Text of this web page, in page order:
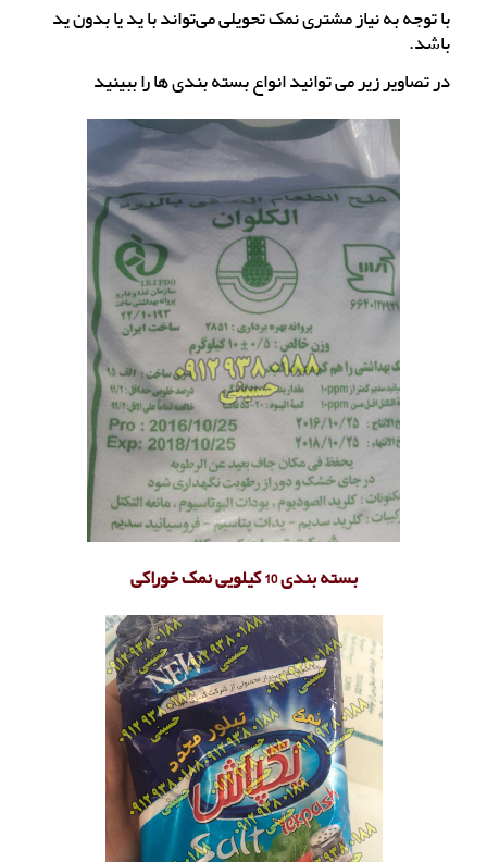
با توجه به نیاز مشتری نمک تحویلی می‌تواند با ید یا بدون ید
باشد.
در تصاویر زیر می توانید انواع بسته بندی ها را ببینید
بسته بندی 10 کیلویی نمک خوراکی